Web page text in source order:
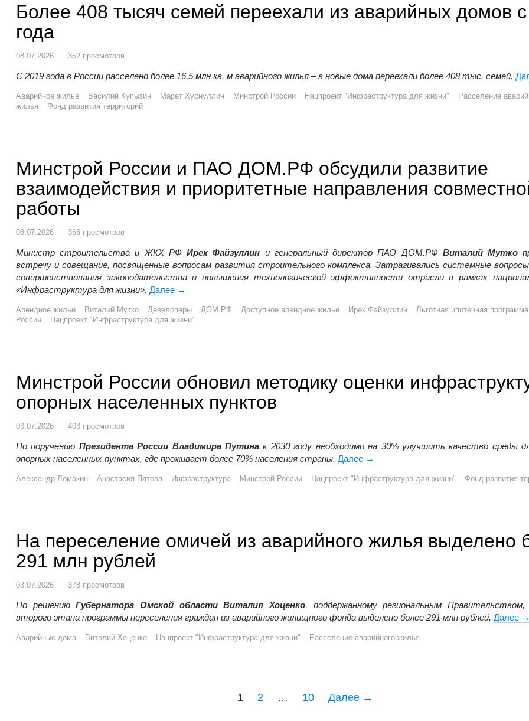
Более 408 тысяч семей переехали из аварийных домов
года
08.07.2026 352 просмотров
С 2019 года в России расселено более 16,5 млн кв. м аварийного жилья – в новые дома переехали более 408 тыс. семей.
Аварийное жилье Василий Купызин Марат Хуснуллин Минстрой России Нацпроект "Инфраструктура для жизни"
Расселение
жилья
Фонд развития территорий
Минстрой России и ПАО ДОМ.РФ обсудили развитие
взаимодействия и приоритетные направления
работы
08.07.2026 368 просмотров
Министр строительства и ЖКХ РФИрек Файзуллин и генеральный директор ПАО ДОМ.РФ Виталий Мутко
встречу и совещание, посвященные вопросам развития строительного комплекса. Затрагивались системные
совершенствования законодательства и повышения технологической эффективности отрасли в рамках
«Инфраструктура для жизни». Далее Минстрой России и ПАО ДОМ.РФ обсудили развитие взаимодействия и
→
Арендное жилье Виталий Мутко Девелоперы ДОМ.РФ Доступное арендное жилье Ирек Файзуллин Льготная ипотечная программа
России
Нацпроект "Инфраструктура для жизни"
Минстрой России обновил методику оценки
опорных населенных пунктов
03.07.2026 403 просмотров
По поручению Президента России Владимира Путинак 2030 году необходимо на 30% улучшить качество среды
опорных населенных пунктах, где проживает более 70% населения страны. Далее Минстрой России обновил методику
→
Александр Ломакин Анастасия Пятова Инфраструктура Минстрой России Нацпроект "Инфраструктура для жизни" Фонд развития
На переселение омичей из аварийного жилья выделено
291 млн рублей
03.07.2026 378 просмотров
По решениюГубернатора Омской области Виталия Хоценко, поддержанному региональным Правительством,
второго этапа программы переселения граждан из аварийного жилищного фонда выделено более 291 млн рублей. Далее →
Аварийные дома Виталий Хоценко Нацпроект "Инфраструктура для жизни" Расселение аварийного жилья
1 2 … 10 Далее →